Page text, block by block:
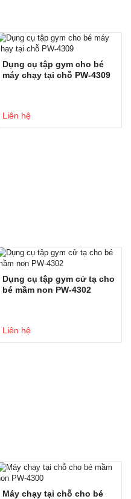
Dụng cụ tập gym cho bé
máy chạy tại chỗ PW-4309
Liên hệ
Dụng cụ tập gym cử tạ cho
bé mầm non PW-4302
Liên hệ
Máy chạy tại chỗ cho bé